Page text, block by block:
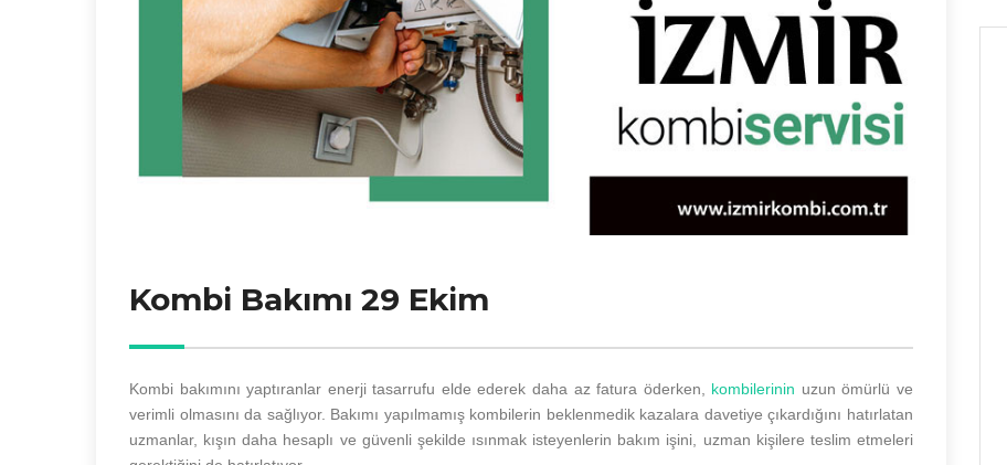
Kombi Bakımı 29 Ekim
Kombi bakımını yaptıranlar enerji tasarrufu elde ederek daha az fatura öderken, kombilerinin uzun ömürlü ve
verimli olmasını da sağlıyor. Bakımı yapılmamış kombilerin beklenmedik kazalara davetiye çıkardığını hatırlatan
uzmanlar, kışın daha hesaplı ve güvenli şekilde ısınmak isteyenlerin bakım işini, uzman kişilere teslim etmeleri